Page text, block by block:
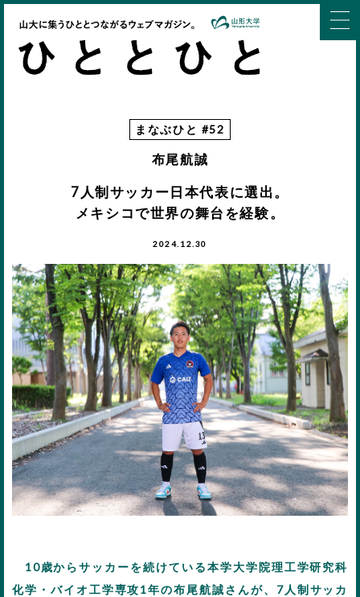
まなぶひと #52
布尾航誠
7人制サッカー日本代表に選出。
メキシコで世界の舞台を経験。
2024.12.30
10歳からサッカーを続けている本学大学院理工学研究科
化学・バイオ工学専攻1年の布尾航誠さんが、7人制サッカ